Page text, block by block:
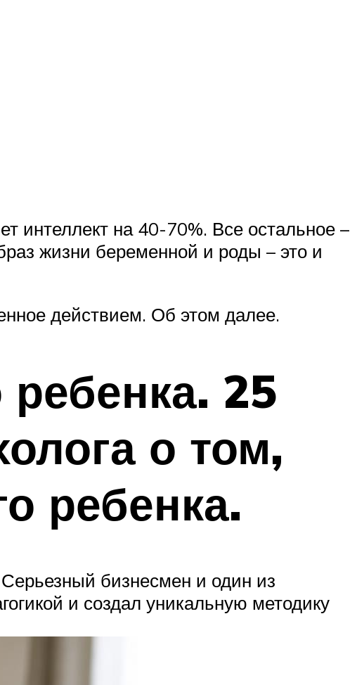
интеллект на 40-70%. Все остальное –
жизни беременной и роды – это и
действием. Об этом далее.
25
о том,
ребенка.
бизнесмен и один из
и создал уникальную методику